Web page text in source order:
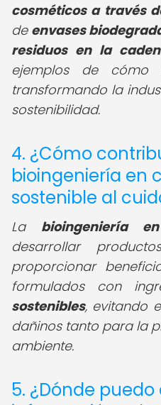
cosméticos a través
de envases
residuos en la
ejemplos de cómo
transformando la
sostenibilidad.
4. ¿Cómo
bioingeniería en
sostenible al
La bioingeniería
desarrollar
proporcionar
formulados con
sostenibles, evitando
dañinos tanto para la
ambiente.
5. ¿Dónde